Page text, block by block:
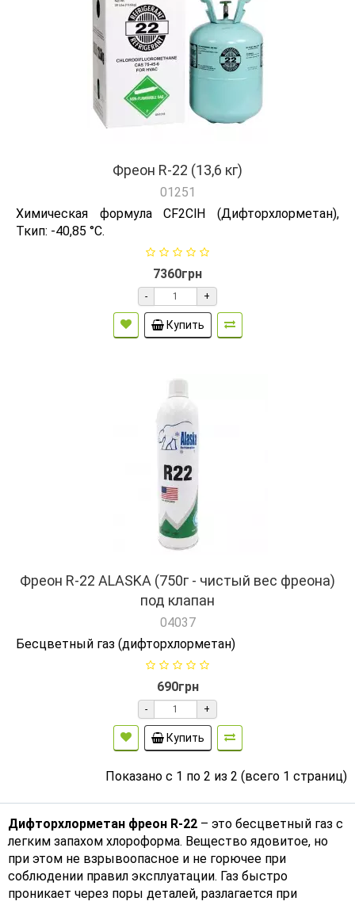
Фреон R-22 (13,6 кг)
01251
Химическая формула CF2ClH (Дифторхлорметан),
Ткип: -40,85 °C.
7360грн
- +
Купить
Фреон R-22 ALASKA (750г - чистый вес фреона)
под клапан
04037
Бесцветный газ (дифторхлорметан)
690грн
- +
Купить
Показано с 1 по 2 из 2 (всего 1 страниц)
Дифторхлорметан фреон R-22 – это бесцветный газ с
легким запахом хлороформа. Вещество ядовитое, но
при этом не взрывоопасное и не горючее при
соблюдении правил эксплуатации. Газ быстро
проникает через поры деталей, разлагается при